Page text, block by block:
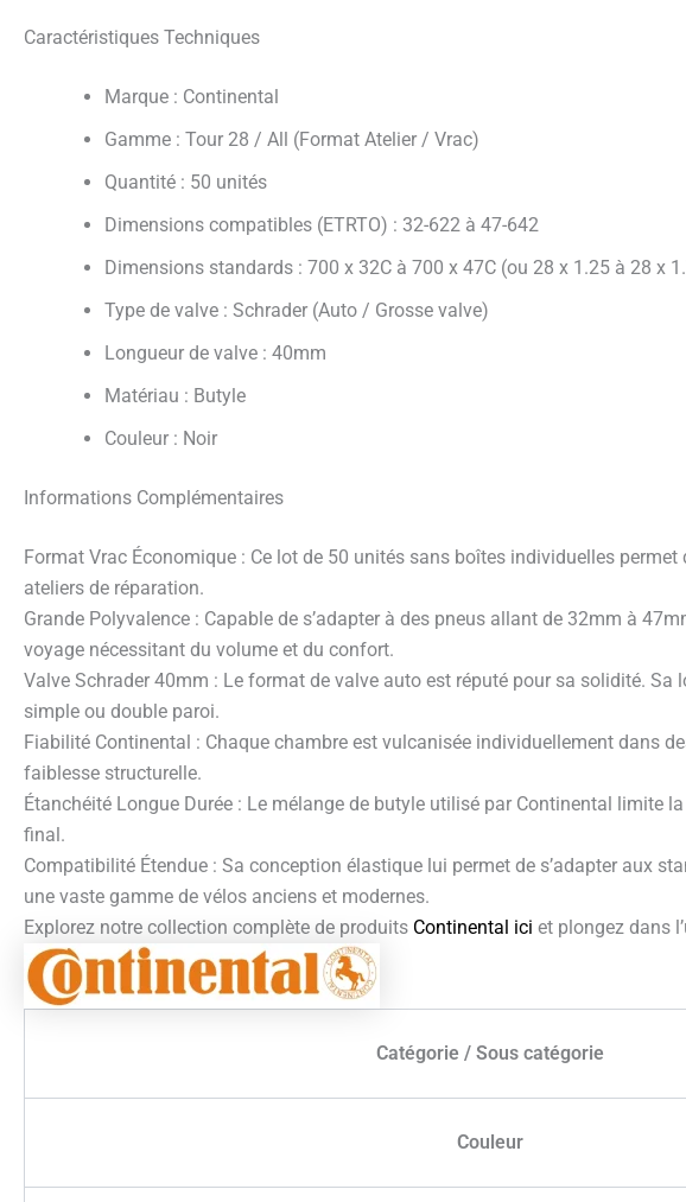
Caractéristiques Techniques
Marque : Continental
Gamme : Tour 28 / All (Format Atelier / Vrac)
Quantité : 50 unités
Dimensions compatibles (ETRTO) : 32-622 à 47-642
Dimensions standards : 700 x 32C à 700 x 47C (ou 28 x 1.25 à 28 x
Type de valve : Schrader (Auto / Grosse valve)
Longueur de valve : 40mm
Matériau : Butyle
Couleur : Noir
Informations Complémentaires
Format Vrac Économique : Ce lot de 50 unités sans boîtes individuelles
ateliers de réparation.
Grande Polyvalence : Capable de s’adapter à des pneus allant de 32mm à
voyage nécessitant du volume et du confort.
Valve Schrader 40mm : Le format de valve auto est réputé pour sa solidité.
simple ou double paroi.
Fiabilité Continental : Chaque chambre est vulcanisée individuellement dans
faiblesse structurelle.
Étanchéité Longue Durée : Le mélange de butyle utilisé par Continental limite
final.
Compatibilité Étendue : Sa conception élastique lui permet de s’adapter aux
une vaste gamme de vélos anciens et modernes.
Explorez notre collection complète de produits Continental ici et plongez dans
Catégorie / Sous catégorie
Couleur